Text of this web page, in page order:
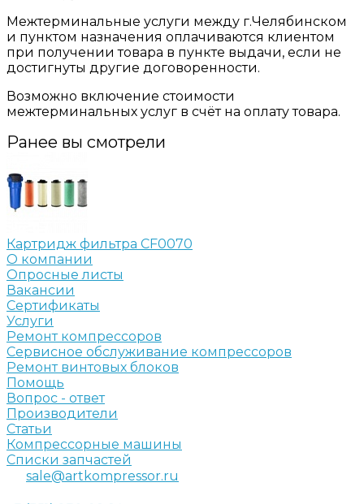
Межтерминальные услуги между г.Челябинском
и пунктом назначения оплачиваются клиентом
при получении товара в пункте выдачи, если не
достигнуты другие договоренности.
Возможно включение стоимости
межтерминальных услуг в счёт на оплату товара.
Ранее вы смотрели
Картридж фильтра CF0070
О компании
Опросные листы
Вакансии
Сертификаты
Услуги
Ремонт компрессоров
Сервисное обслуживание компрессоров
Ремонт винтовых блоков
Помощь
Вопрос - ответ
Производители
Статьи
Компрессорные машины
Списки запчастей
sale@artkompressor.ru